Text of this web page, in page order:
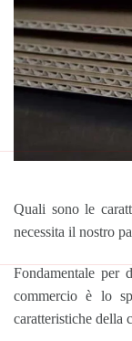
Quali sono le
necessita il nostro
Fondamentale per
commercio è lo
caratteristiche della